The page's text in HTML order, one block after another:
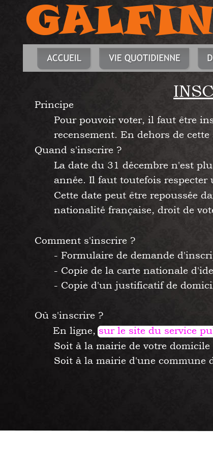
Principe
Pour pouvoir voter, il faut être
recensement. En dehors de
Quand s'inscrire ?
La date du 31 décembre n'est
année. Il faut toutefois
Cette date peut être repoussée
nationalité française, droit de
Comment s'inscrire ?
- Formulaire de demande
- Copie de la carte nationale
- Copie d'un justificatif de
Où s'inscrire ?
En ligne, sur le site du service
Soit à la mairie de votre domicile
Soit à la mairie d'une commune